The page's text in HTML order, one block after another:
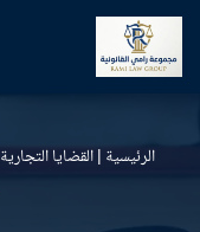
تخطى
الرئيسية |القضايا التجارية